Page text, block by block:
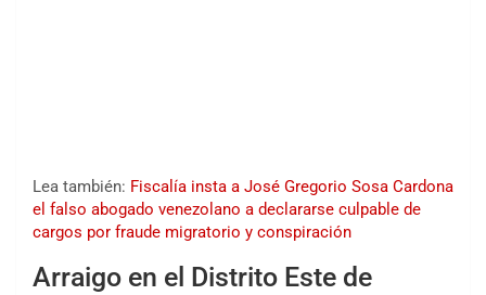
Lea también: Fiscalía insta a José Gregorio Sosa Cardona
el falso abogado venezolano a declararse culpable de
cargos por fraude migratorio y conspiración
Arraigo en el Distrito Este de